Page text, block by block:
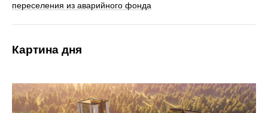
переселения из аварийного фонда
Картина дня